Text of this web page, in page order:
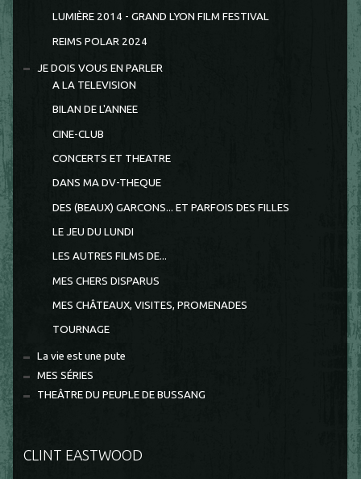
LUMIÈRE 2014 - GRAND LYON FILM FESTIVAL
REIMS POLAR 2024
JE DOIS VOUS EN PARLER
A LA TELEVISION
BILAN DE L'ANNEE
CINE-CLUB
CONCERTS ET THEATRE
DANS MA DV-THEQUE
DES (BEAUX) GARCONS... ET PARFOIS DES FILLES
LE JEU DU LUNDI
LES AUTRES FILMS DE...
MES CHERS DISPARUS
MES CHÂTEAUX, VISITES, PROMENADES
TOURNAGE
La vie est une pute
MES SÉRIES
THEÂTRE DU PEUPLE DE BUSSANG
CLINT EASTWOOD